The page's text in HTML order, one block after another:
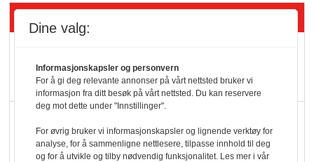
dundrer videre
Slik opprettholdes
ølsalget
Dine valg:
Informasjonskapsler og personvern
For å gi deg relevante annonser på vårt nettsted bruker vi
informasjon fra ditt besøk på vårt nettsted. Du kan reservere
deg mot dette under "Innstillinger".
For øvrig bruker vi informasjonskapsler og lignende verktøy for
analyse, for å sammenligne nettlesere, tilpasse innhold til deg
og for å utvikle og tilby nødvendig funksjonalitet. Les mer i vår